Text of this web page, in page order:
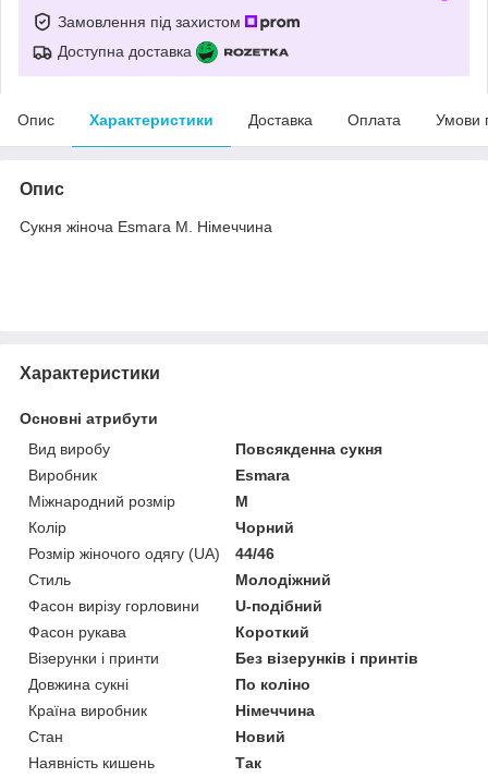
Замовлення під захистом
Доступна доставка
Опис Характеристики Доставка Оплата Умови
Опис
Сукня жіноча Esmara М. Німеччина
Характеристики
Основні атрибути
Вид виробу
Повсякденна сукня
Виробник
Esmara
Міжнародний розмір
M
Колір
Чорний
Розмір жіночого одягу (UA)
44/46
Стиль
Молодіжний
Фасон вирізу горловини
U-подібний
Фасон рукава
Короткий
Візерунки і принти
Без візерунків і принтів
Довжина сукні
По коліно
Країна виробник
Німеччина
Стан
Новий
Наявність кишень
Так